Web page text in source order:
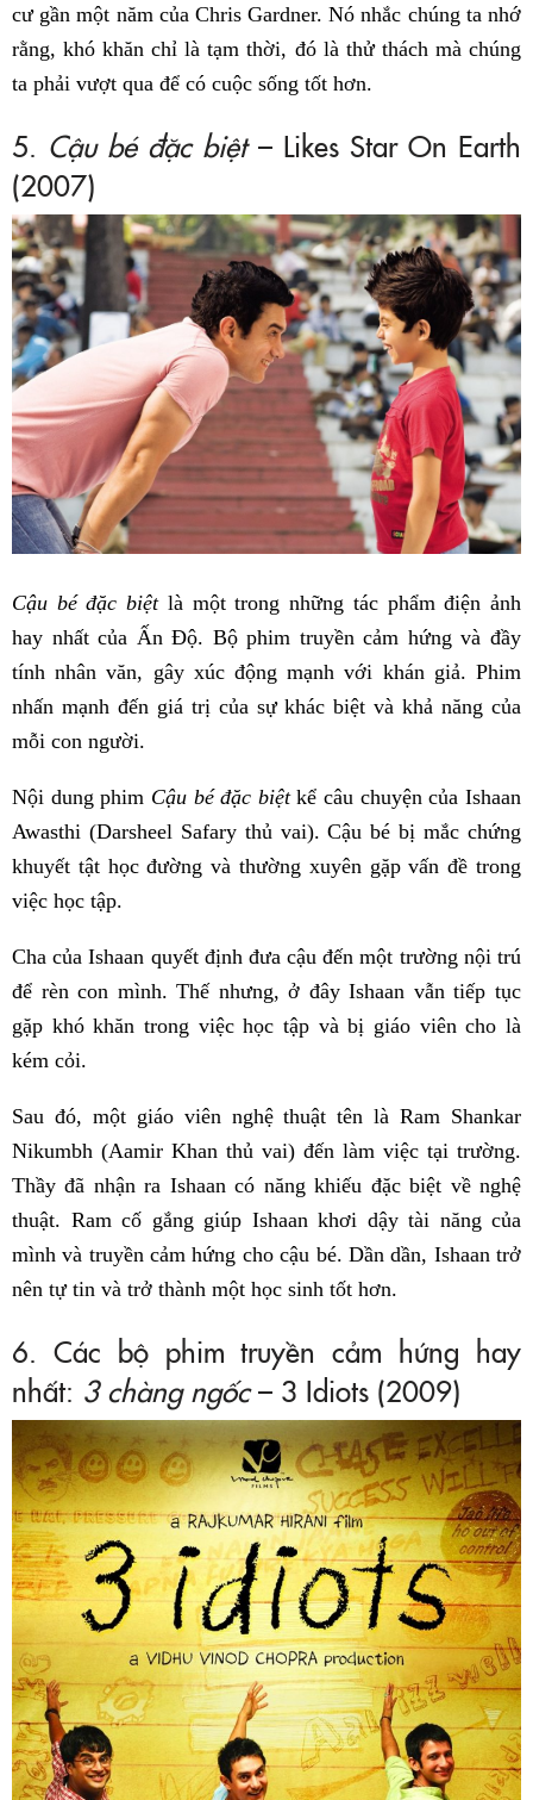
cư gần một năm của Chris Gardner. Nó nhắc chúng ta nhớ
rằng, khó khăn chỉ là tạm thời, đó là thử thách mà chúng
ta phải vượt qua để có cuộc sống tốt hơn.
5. Cậu bé đặc biệt– Likes Star On Earth
(2007)
Cậu bé đặc biệtlà một trong những tác phẩm điện ảnh
hay nhất của Ấn Độ. Bộ phim truyền cảm hứng và đầy
tính nhân văn, gây xúc động mạnh với khán giả. Phim
nhấn mạnh đến giá trị của sự khác biệt và khả năng của
mỗi con người.
Nội dung phim Cậu bé đặc biệtkể câu chuyện của Ishaan
Awasthi (Darsheel Safary thủ vai). Cậu bé bị mắc chứng
khuyết tật học đường và thường xuyên gặp vấn đề trong
việc học tập.
Cha của Ishaan quyết định đưa cậu đến một trường nội trú
để rèn con mình. Thế nhưng, ở đây Ishaan vẫn tiếp tục
gặp khó khăn trong việc học tập và bị giáo viên cho là
kém cỏi.
Sau đó, một giáo viên nghệ thuật tên là Ram Shankar
Nikumbh (Aamir Khan thủ vai) đến làm việc tại trường.
Thầy đã nhận ra Ishaan có năng khiếu đặc biệt về nghệ
thuật. Ram cố gắng giúp Ishaan khơi dậy tài năng của
mình và truyền cảm hứng cho cậu bé. Dần dần, Ishaan trở
nên tự tin và trở thành một học sinh tốt hơn.
6. Các bộ phim truyền cảm hứng hay
nhất: 3 chàng ngốc– 3 Idiots (2009)